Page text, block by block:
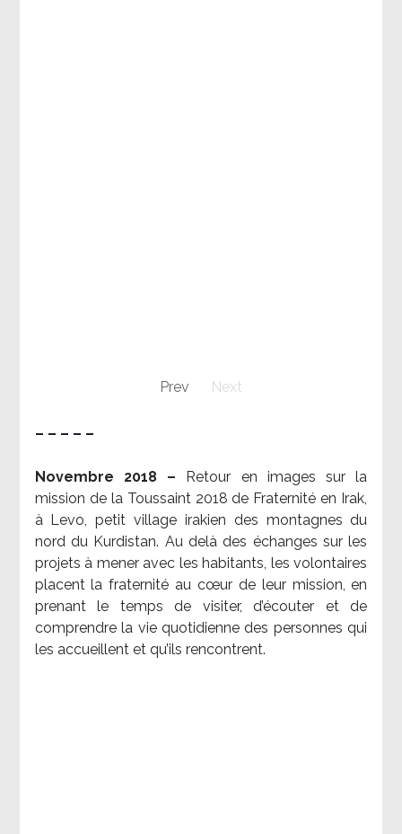
Prev Next
– – – – –
Novembre 2018 –
Retour en images sur la
mission de la Toussaint 2018 de Fraternité en Irak,
à Levo, petit village irakien des montagnes du
nord du Kurdistan. Au delà des échanges sur les
projets à mener avec les habitants, les volontaires
placent la fraternité au cœur de leur mission, en
prenant le temps de visiter, d’écouter et de
comprendre la vie quotidienne des personnes qui
les accueillent et qu’ils rencontrent.